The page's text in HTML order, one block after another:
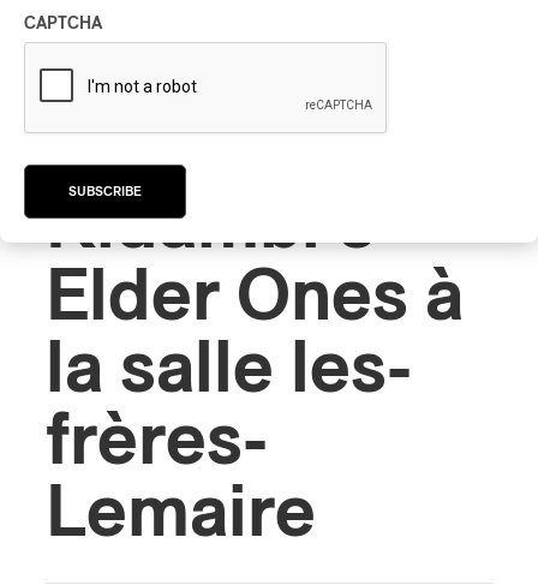
FIMAV :
Amirtha
Kidambi’s
Elder Ones à
la salle les-
frères-
Lemaire
CAPTCHA
SUBSCRIBE